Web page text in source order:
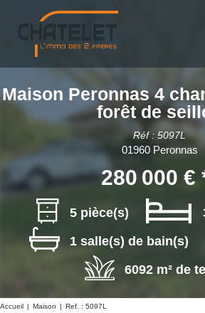
Maison Peronnas 4
forêt de
Réf : 5097L
01960 Peronnas
280 000 €
5 pièce(s)
1 salle(s) de bain(s)
6092 m² de
Accueil Maison Ref. : 5097L